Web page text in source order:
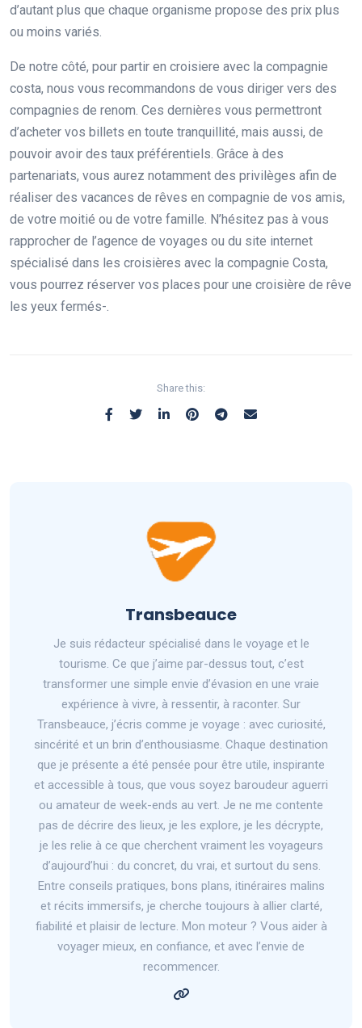
d’autant plus que chaque organisme propose des prix plus
ou moins variés.
De notre côté, pour partir en croisiere avec la compagnie
costa, nous vous recommandons de vous diriger vers des
compagnies de renom. Ces dernières vous permettront
d’acheter vos billets en toute tranquillité, mais aussi, de
pouvoir avoir des taux préférentiels. Grâce à des
partenariats, vous aurez notamment des privilèges afin de
réaliser des vacances de rêves en compagnie de vos amis,
de votre moitié ou de votre famille. N’hésitez pas à vous
rapprocher de l’agence de voyages ou du site internet
spécialisé dans les croisières avec la compagnie Costa,
vous pourrez réserver vos places pour une croisière de rêve
les yeux fermés-.
Share this:
Transbeauce
Je suis rédacteur spécialisé dans le voyage et le
tourisme. Ce que j’aime par-dessus tout, c’est
transformer une simple envie d’évasion en une vraie
expérience à vivre, à ressentir, à raconter. Sur
Transbeauce, j’écris comme je voyage : avec curiosité,
sincérité et un brin d’enthousiasme. Chaque destination
que je présente a été pensée pour être utile, inspirante
et accessible à tous, que vous soyez baroudeur aguerri
ou amateur de week-ends au vert. Je ne me contente
pas de décrire des lieux, je les explore, je les décrypte,
je les relie à ce que cherchent vraiment les voyageurs
d’aujourd’hui : du concret, du vrai, et surtout du sens.
Entre conseils pratiques, bons plans, itinéraires malins
et récits immersifs, je cherche toujours à allier clarté,
fiabilité et plaisir de lecture. Mon moteur ? Vous aider à
voyager mieux, en confiance, et avec l’envie de
recommencer.